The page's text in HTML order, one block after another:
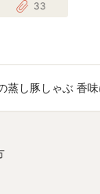
33
蒸し豚しゃぶ 香